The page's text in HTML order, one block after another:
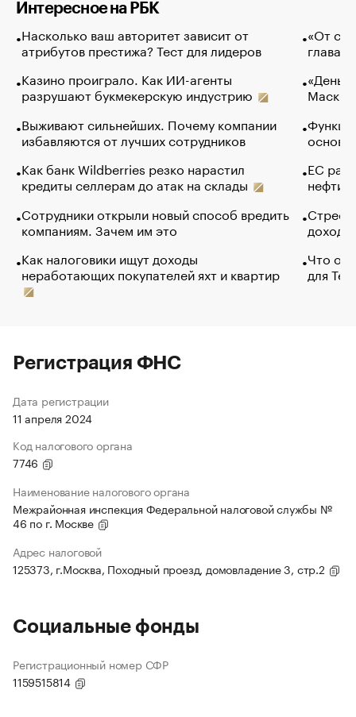
Интересное на РБК
Насколько ваш авторитет зависит от
атрибутов престижа? Тест для лидеров
Казино проиграло. Как ИИ-агенты
разрушают букмекерскую индустрию
Выживают сильнейших. Почему компании
избавляются от лучших сотрудников
Как банк Wildberries резко нарастил
кредиты селлерам до атак на склады
Сотрудники открыли новый способ вредить
компаниям. Зачем им это
Как налоговики ищут доходы
неработающих покупателей яхт и квартир
«От
глава
Маск в
основ
ЕС
нефти
Что
для
Регистрация ФНС
Дата регистрации
11 апреля 2024
Код налогового органа
7746
Наименование налогового органа
Межрайонная инспекция Федеральной налоговой службы №
46 по г. Москве
Адрес налоговой
125373, г.Москва, Походный проезд, домовладение 3, стр.2
Социальные фонды
Регистрационный номер СФР
1159515814